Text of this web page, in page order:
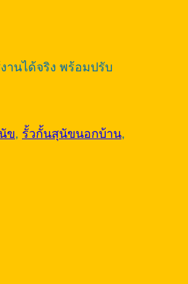
านได้จริง พร้อมปรับ
ข, รั้วกั้นสุนัขนอกบ้าน,